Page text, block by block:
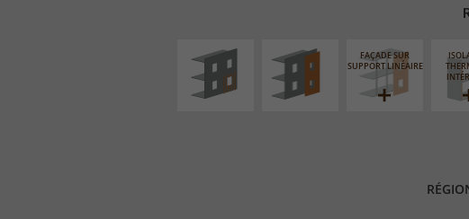
FAÇADE SUR
SUPPORT LINÉAIRE